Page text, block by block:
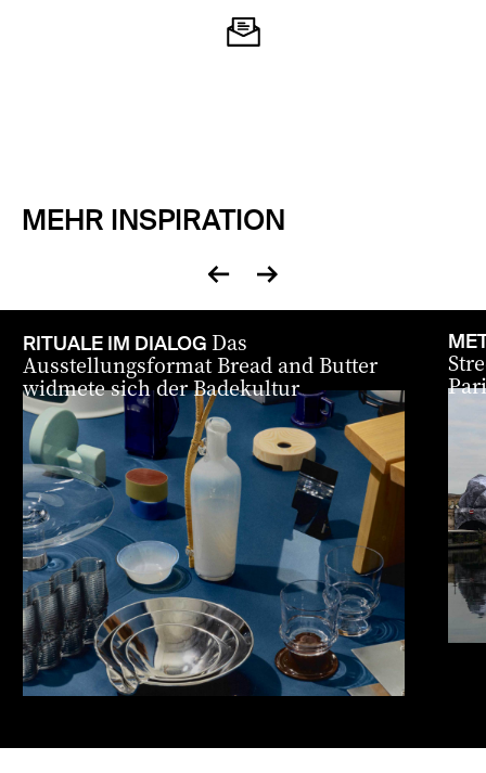
MEHR INSPIRATION
zurück
vor
RITUALE IM DIALOG Das
Ausstellungsformat Bread and Butter
widmete sich der Badekultur